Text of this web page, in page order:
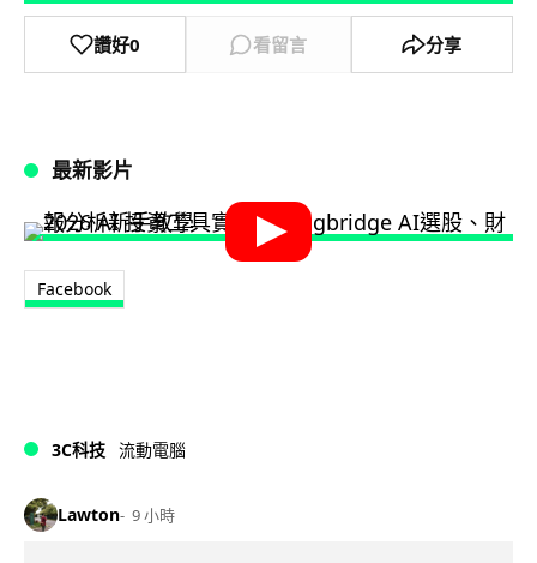
讚好0 看留言 分享
最新影片
Facebook
3C科技 流動電腦
Lawton 9 小時